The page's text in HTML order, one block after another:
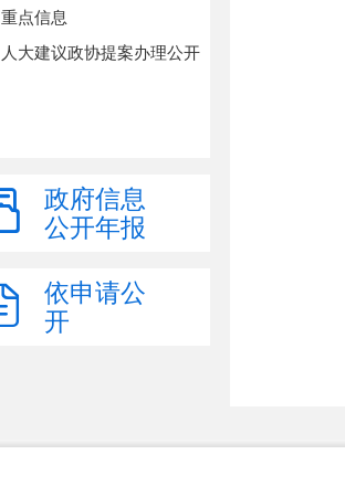
重点信息
人大建议政协提案办理公开
政府信息
公开年报
依申请公
开